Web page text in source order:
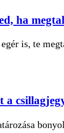
ha
is, te
a